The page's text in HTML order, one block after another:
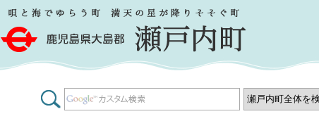
鹿児島県大島郡 瀬戸内町